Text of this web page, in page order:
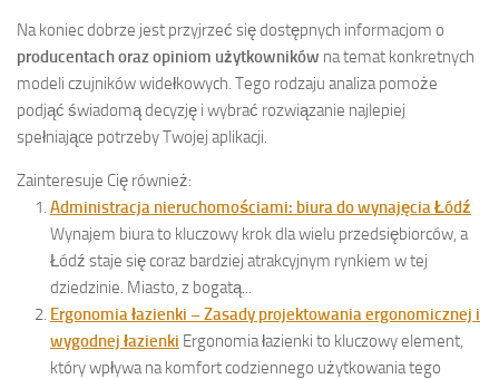
Na koniec dobrze jest przyjrzeć się dostępnych informacjom o
producentach oraz opiniom użytkowników na temat konkretnych
modeli czujników widełkowych. Tego rodzaju analiza pomoże
podjąć świadomą decyzję i wybrać rozwiązanie najlepiej
spełniające potrzeby Twojej aplikacji.
Zainteresuje Cię również:
Administracja nieruchomościami: biura do wynajęcia Łódź
Wynajem biura to kluczowy krok dla wielu przedsiębiorców, a
Łódź staje się coraz bardziej atrakcyjnym rynkiem w tej
dziedzinie. Miasto, z bogatą...
Ergonomia łazienki – Zasady projektowania ergonomicznej i
wygodnej łazienki Ergonomia łazienki to kluczowy element,
który wpływa na komfort codziennego użytkowania tego